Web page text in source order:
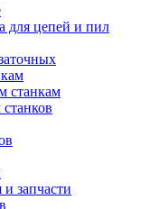
для цепей и пил
станкам
запчасти